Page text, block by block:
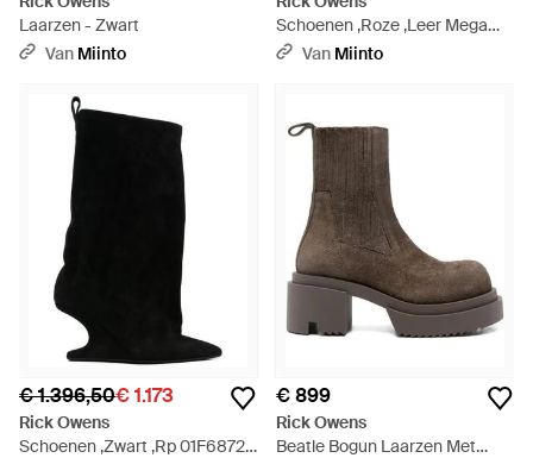
Laarzen - Zwart
Van Miinto
Schoenen ,Roze ,Leer Mega
Bumper Sneakers - Roze
Van Miinto
€ 1.396,50€ 1.173
Rick Owens
Schoenen ,Zwart ,Rp 01F6872
€ 899
Rick Owens
Beatle Bogun Laarzen Met